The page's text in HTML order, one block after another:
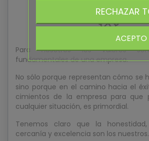
cimientos de la empresa para que
cualquier situación, es primordial.
Tenemos claro que la honestidad,
cercanía y excelencia son los nuestros.
RECHAZAR
ACEPTO